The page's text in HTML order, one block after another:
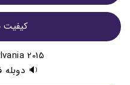
کيفيت ۱۰۸۰ بلوری
2015
🔉 دوبله